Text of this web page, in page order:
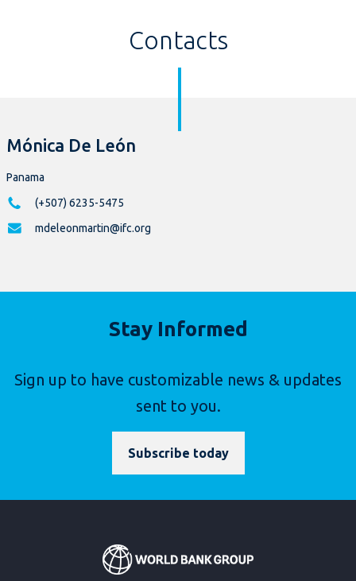
Contacts
Mónica De León
Panama
(+507) 6235-5475
mdeleonmartin@ifc.org
Stay Informed
Sign up to have customizable news & updates
sent to you.
Subscribe today